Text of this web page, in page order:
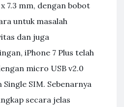
x 7.3 mm, dengan bobot
untuk masalah
dan juga
iPhone 7 Plus telah
micro USB v2.0
SIM. Sebenarnya
secara jelas